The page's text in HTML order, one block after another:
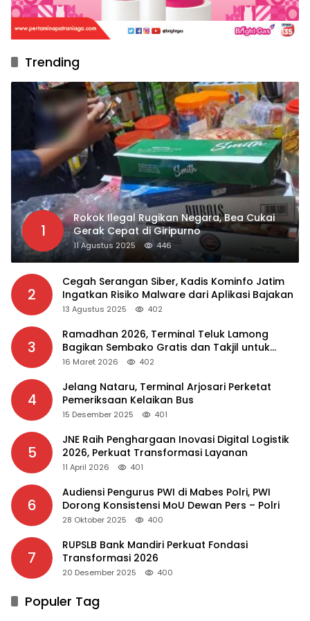
Trending
1
Rokok Ilegal Rugikan Negara, Bea Cukai
Gerak Cepat di Giripurno
11 Agustus 2025 446
2
Cegah Serangan Siber, Kadis Kominfo Jatim
Ingatkan Risiko Malware dari Aplikasi Bajakan
13 Agustus 2025 402
3
Ramadhan 2026, Terminal Teluk Lamong
Bagikan Sembako Gratis dan Takjil untuk
Masyarakat
16 Maret 2026 402
4
Jelang Nataru, Terminal Arjosari Perketat
Pemeriksaan Kelaikan Bus
15 Desember 2025 401
5
JNE Raih Penghargaan Inovasi Digital Logistik
2026, Perkuat Transformasi Layanan
11 April 2026 401
6
Audiensi Pengurus PWI di Mabes Polri, PWI
Dorong Konsistensi MoU Dewan Pers – Polri
28 Oktober 2025 400
7
RUPSLB Bank Mandiri Perkuat Fondasi
Transformasi 2026
20 Desember 2025 400
Populer Tag